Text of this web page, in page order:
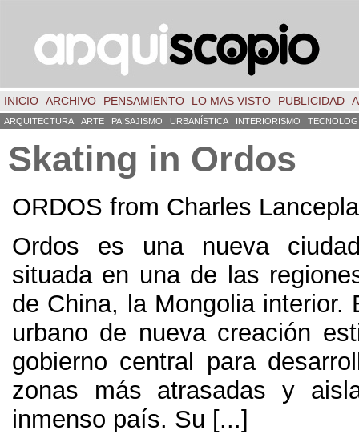
INICIO ARCHIVO PENSAMIENTO LO MAS VISTO PUBLICIDAD
ARQUITECTURA ARTE PAISAJISMO URBANÍSTICA INTERIORISMO
Skating in Ordos
ORDOS from Charles
Ordos es una nueva
situada en una de las
de China, la Mongolia interior.
urbano de nueva creación
gobierno central para
zonas más atrasadas y
inmenso país. Su [...]